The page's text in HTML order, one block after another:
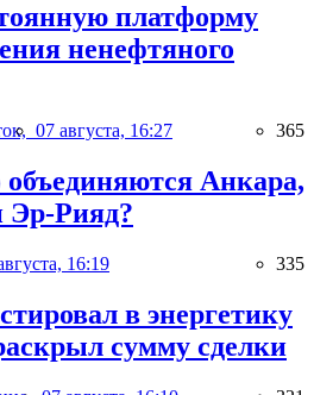
платформу
ненефтяного
07 августа, 16:27 365
Анкара,
Эр-Рияд?
16:19 335
в энергетику
сумму сделки